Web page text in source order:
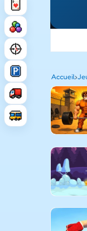
Accueil›